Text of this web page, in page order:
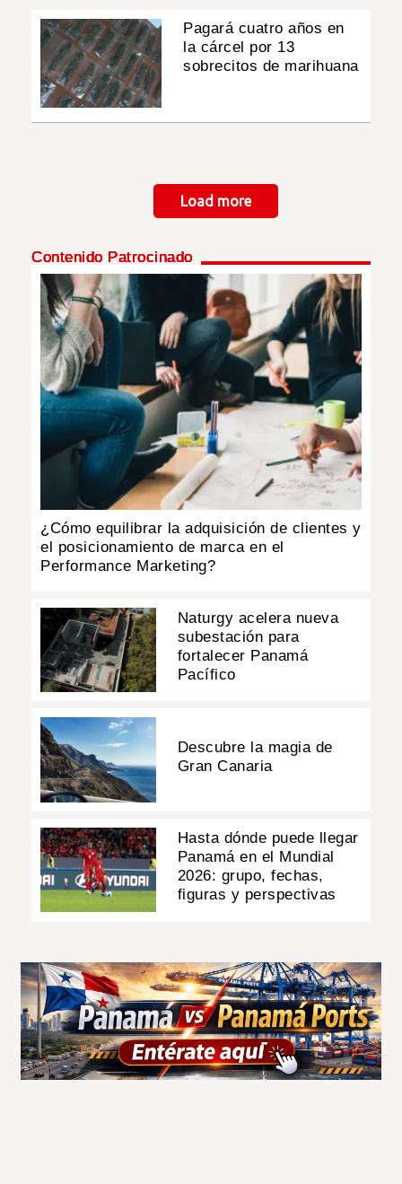
Pagará cuatro años en
la cárcel por 13
sobrecitos de marihuana
Load more
Contenido Patrocinado
¿Cómo equilibrar la adquisición de clientes y
el posicionamiento de marca en el
Performance Marketing?
Naturgy acelera nueva
subestación para
fortalecer Panamá
Pacífico
Descubre la magia de
Gran Canaria
Hasta dónde puede llegar
Panamá en el Mundial
2026: grupo, fechas,
figuras y perspectivas